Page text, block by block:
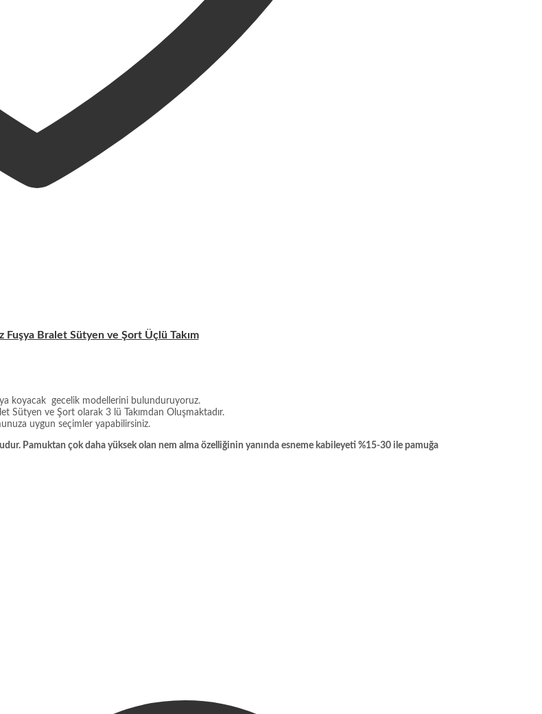
Fuşya Bralet Sütyen ve Şort Üçlü Takım
koyacak gecelik modellerini bulunduruyoruz.
Sütyen ve Şort olarak 3 lü Takımdan Oluşmaktadır.
uygun seçimler yapabilirsiniz.
Pamuktan çok daha yüksek olan nem alma özelliğinin yanında esneme kabileyeti %15-30 ile pamuğa